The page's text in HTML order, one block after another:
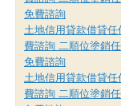
免費諮詢
土地信用貸款借貸任
費諮詢 二順位塗銷
免費諮詢
土地信用貸款借貸任
費諮詢 二順位塗銷